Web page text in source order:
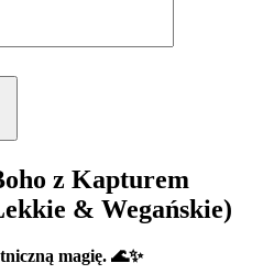
z Kapturem
& Wegańskie)
magię. 🌊✨